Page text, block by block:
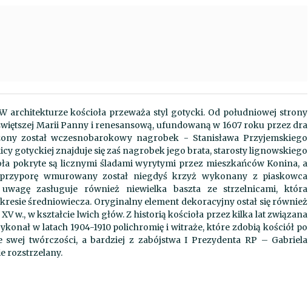
aby
menu
ułatwień
dostępu.
architekturze kościoła przeważa styl gotycki. Od południowej strony
Marii Panny i renesansową, ufundowaną w 1607 roku przez dra
został wczesnobarokowy nagrobek - Stanisława Przyjemskiego
gotyckiej znajduje się zaś nagrobek jego brata, starosty lignowskiego
pokryte są licznymi śladami wyrytymi przez mieszkańców Konina, a
wmurowany został niegdyś krzyż wykonany z piaskowca
zasługuje również niewielka baszta ze strzelnicami, która
średniowiecza. Oryginalny element dekoracyjny ostał się również
w., w kształcie lwich głów. Z historią kościoła przez kilka lat związana
w latach 1904-1910 polichromię i witraże, które zdobią kościół po
twórczości, a bardziej z zabójstwa I Prezydenta RP – Gabriela
rozstrzelany.